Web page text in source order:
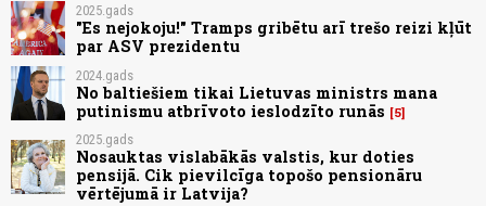
2025.gads
"Es nejokoju!" Tramps gribētu arī trešo reizi kļūt
par ASV prezidentu
2024.gads
No baltiešiem tikai Lietuvas ministrs mana
putinismu atbrīvoto ieslodzīto runās
5
2025.gads
Nosauktas vislabākās valstis, kur doties
pensijā. Cik pievilcīga topošo pensionāru
vērtējumā ir Latvija?